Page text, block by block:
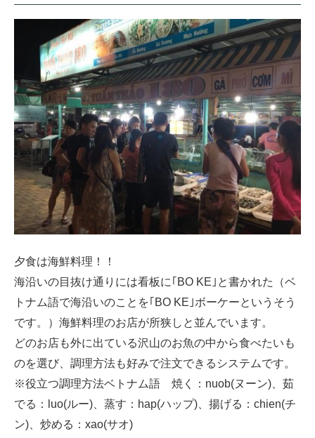
夕食は海鮮料理！！
海沿いの目抜け通りには看板に｢BO KE｣と書かれた（ベ
トナム語で海沿いのことを｢BO KE｣ボーケーというそう
です。）海鮮料理のお店が所狭しと並んでいます。
どのお店も外に出ている沢山のお魚の中から食べたいも
のを選び、調理方法も好みで注文できるシステムです。
※役立つ調理方法ベトナム語 焼く：nuob(ヌーン)、茹
でる：luo(ルー)、蒸す：hap(ハップ)、揚げる：chien(チ
ン)、炒める：xao(サオ)